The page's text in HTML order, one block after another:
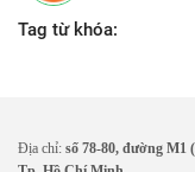
Tag từ khóa:
Địa chỉ: số 78-80, đường M1